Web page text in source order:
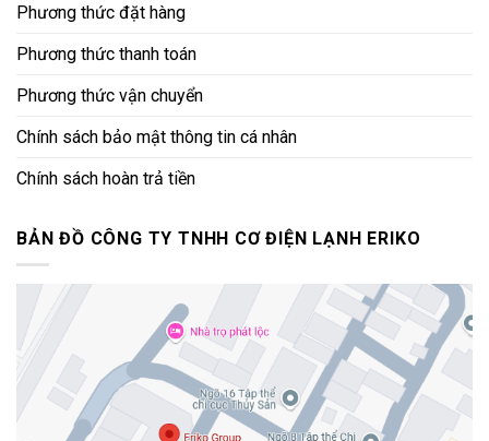
Phương thức đặt hàng
Phương thức thanh toán
Phương thức vận chuyển
Chính sách bảo mật thông tin cá nhân
Chính sách hoàn trả tiền
BẢN ĐỒ CÔNG TY TNHH CƠ ĐIỆN LẠNH ERIKO